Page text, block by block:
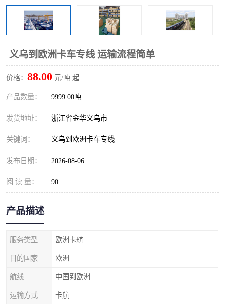
义乌到欧洲卡车专线 运输流程简单
价格： 88.00 元/吨 起
产品数量： 9999.00吨
发货地址： 浙江省金华义乌市
关键词： 义乌到欧洲卡车专线
发布日期： 2026-08-06
阅 读 量： 90
产品描述
服务类型 欧洲卡航
目的国家 欧洲
航线 中国到欧洲
运输方式 卡航